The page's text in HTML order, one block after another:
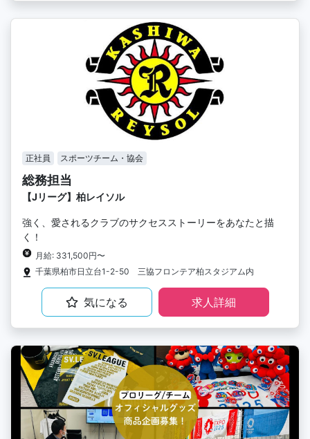
正社員 スポーツチーム・協会
総務担当
【Jリーグ】柏レイソル
強く、愛されるクラブのサクセスストーリーをあなたと描
く！
月給: 331,500円〜
千葉県柏市日立台1-2-50 三協フロンテア柏スタジアム内
気になる 求人詳細